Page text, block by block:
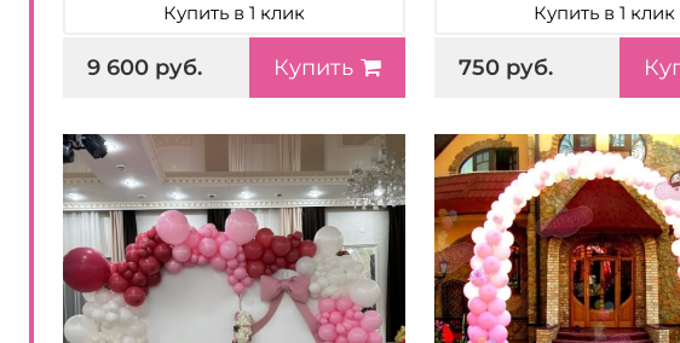
Купить в 1 клик
9 600 руб. Купить
Купить в 1 клик
750 руб.